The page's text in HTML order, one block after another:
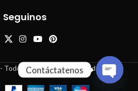
Seguinos
Todos los derechos reservados
Contáctatenos